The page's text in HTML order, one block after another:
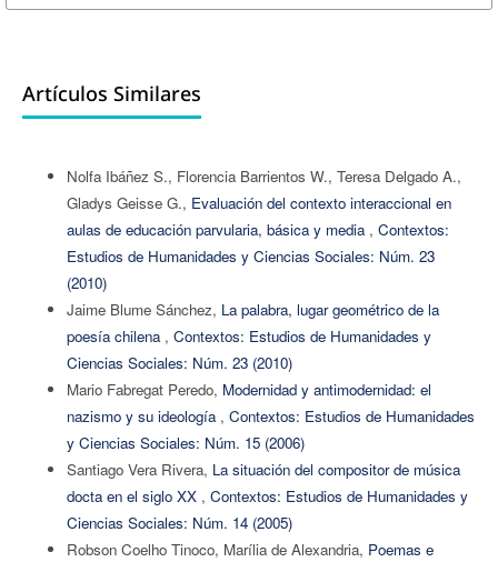
Artículos Similares
Nolfa Ibáñez S., Florencia Barrientos W., Teresa Delgado A.,
Gladys Geisse G., Evaluación del contexto interaccional en
aulas de educación parvularia, básica y media , Contextos:
Estudios de Humanidades y Ciencias Sociales: Núm. 23
(2010)
Jaime Blume Sánchez, La palabra, lugar geométrico de la
poesía chilena , Contextos: Estudios de Humanidades y
Ciencias Sociales: Núm. 23 (2010)
Mario Fabregat Peredo, Modernidad y antimodernidad: el
nazismo y su ideología , Contextos: Estudios de Humanidades
y Ciencias Sociales: Núm. 15 (2006)
Santiago Vera Rivera, La situación del compositor de música
docta en el siglo XX , Contextos: Estudios de Humanidades y
Ciencias Sociales: Núm. 14 (2005)
Robson Coelho Tinoco, Marília de Alexandria, Poemas e